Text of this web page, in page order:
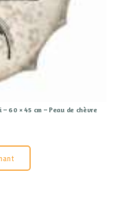
60 × 45 cm – Peau de chèvre